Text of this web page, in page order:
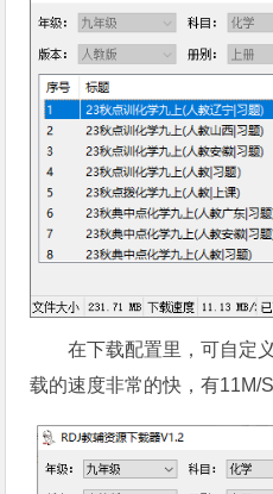
在下载配置里，可自定
载的速度非常的快，有11M/